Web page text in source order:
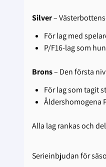
Silver–
För lag med
P/F16-lag som
Brons– Den första
För lag som tagit
Åldershomogena
Alla lag rankas och
Serieinbjudan för